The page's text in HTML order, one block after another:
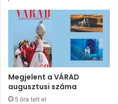
Megjelent a VÁRAD
augusztusi száma
5 óra telt el